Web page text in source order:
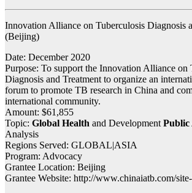
Innovation Alliance on Tuberculosis Diagnosis
(Beijing)
Date: December 2020
Purpose: To support the Innovation Alliance on
Diagnosis and Treatment to organize an
forum to promote TB research in China and
international community.
Amount: $61,855
Topic: Global Health and DevelopmentPublic
Analysis
Regions Served: GLOBAL|ASIA
Program: Advocacy
Grantee Location: Beijing
Grantee Website: http://www.chinaiatb.com/